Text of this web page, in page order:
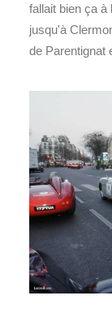
fallait bien ça
jusqu'à
de Parentignat